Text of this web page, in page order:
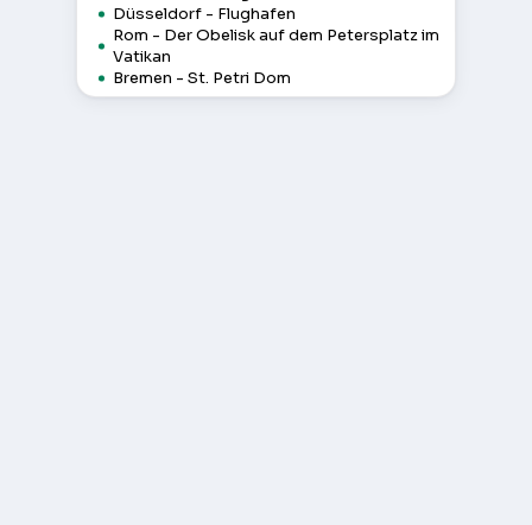
Düsseldorf - Flughafen
Rom - Der Obelisk auf dem Petersplatz im
Vatikan
Bremen - St. Petri Dom